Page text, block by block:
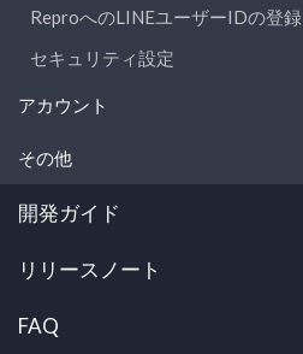
ReproへのLINEユーザーIDの登録
セキュリティ設定
アカウント
その他
開発ガイド
リリースノート
FAQ